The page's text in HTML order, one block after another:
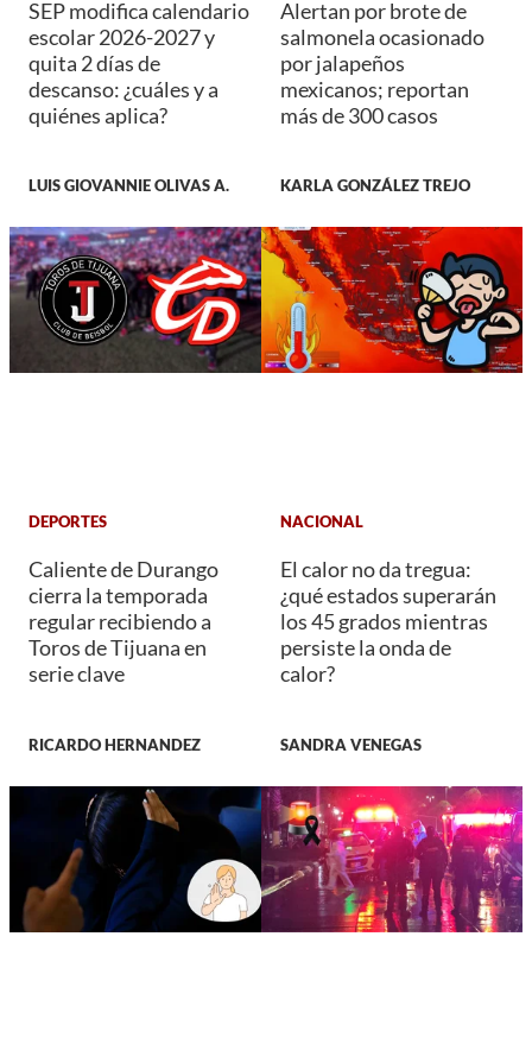
SEP modifica calendario
escolar 2026-2027 y
quita 2 días de
descanso: ¿cuáles y a
quiénes aplica?
LUIS GIOVANNIE OLIVAS A.
Alertan por brote de
salmonela ocasionado
por jalapeños
mexicanos; reportan
más de 300 casos
KARLA GONZÁLEZ TREJO
DEPORTES
Caliente de Durango
cierra la temporada
regular recibiendo a
Toros de Tijuana en
serie clave
RICARDO HERNANDEZ
NACIONAL
El calor no da tregua:
¿qué estados superarán
los 45 grados mientras
persiste la onda de
calor?
SANDRA VENEGAS